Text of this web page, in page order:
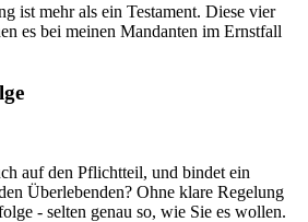
ist mehr als ein Testament. Diese vier
es bei meinen Mandanten im Ernstfall
auf den Pflichtteil, und bindet ein
Überlebenden? Ohne klare Regelung
- selten genau so, wie Sie es wollen.